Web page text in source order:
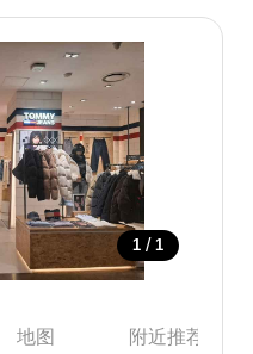
1 / 1
地图 附近推荐景点